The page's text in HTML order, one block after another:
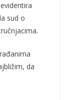
sud o
da